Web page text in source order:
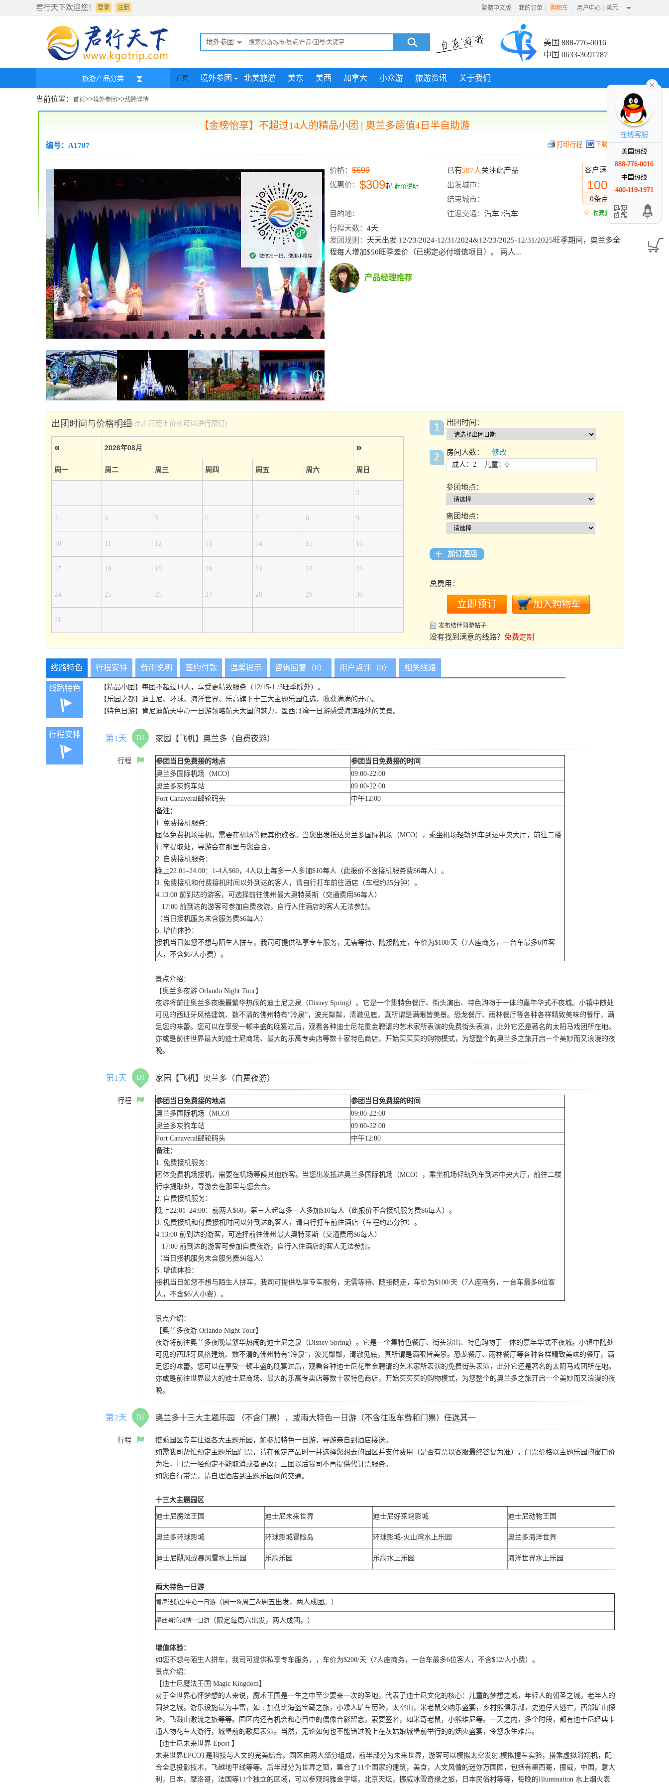
君行天下欢迎您！ 登录 |
注册 繁體中文版 | 我的订单 | 购物车 | 用户中心 | 美元
境外参团
美国 888-776-0016
中国 0633-3691787
旅游产品分类 首页 境外参团 北美旅游 美东 美西 加拿大 小众游 旅游资讯 关于我们
当前位置： 首页>>境外参团>>线路详情
【金榜怡享】不超过14人的精品小团 | 奥兰多超值4日半自助游
编号：A1787 下载行程
客户满意度
100%
0条点评
收藏此线路
价格： $699 已有587人关注此产品
优惠价： $309起 起价说明
出发城市：
结束城市：
目的地：
往返交通： 汽车 /汽车
行程天数： 4天
发团规则： 天天出发 12/23/2024-12/31/2024&12/23/2025-12/31/2025旺季期间，奥兰多全
程每人增加$50旺季差价（已绑定必付增值项目）。 两人...
产品经理推荐
出团时间与价格明细(点击日历上价格可以进行预订)
« 2026年08月 »
周一 周二 周三 周四 周五 周六 周日
2
3 4 5 6 7 8 9
10 11 12 13 14 15 16
17 18 19 20 21 22 23
24 25 26 27 28 29 30
31
出团时间：
房间人数： 修改
成人：2 儿童：0
参团地点：
离团地点：
加订酒店
总费用：
发布结伴同游帖子
没有找到满意的线路？ 免费定制
线路特色 行程安排 费用说明 签约付款 温馨提示 咨询回复（0） 用户点评（0） 相关线路
线路特色
【精品小团】每团不超过14人，享受更精致服务（12/15-1 /3旺季除外）。
【乐园之都】迪士尼、环球、海洋世界、乐高旗下十三大主题乐园任选，收获满满的开心。
【特色日游】肯尼迪航天中心一日游领略航天大国的魅力，墨西哥湾一日游感受海滨胜地的美景。
行程安排 第1天 D1 家园【飞机】奥兰多（自费夜游）
行程 参团当日免费接的地点
参团当日免费接的时间
奥兰多国际机场（MCO）
09:00-22:00
奥兰多灰狗车站
09:00-22:00
Port Canaveral邮轮码头
中午12:00
备注：
1. 免费接机服务：
团体免费机场接机，需要在机场等候其他旅客。当您出发抵达奥兰多国际机场（MCO），乘坐机场轻轨列车到达中央大厅，前往二楼
行李提取处，导游会在那里与您会合。
2. 自费接机服务：
晚上22:01–24:00：1-4人$60，4人以上每多一人多加$10每人（此报价不含接机服务费$6每人）。
3. 免费接机和付费接机时间以外到达的客人，请自行打车前往酒店（车程约25分钟）。
4.13:00 前到达的游客，可选择前往佛州最大奥特莱斯（交通费用$6每人）
17:00 前到达的游客可参加自费夜游，自行入住酒店的客人无法参加。
（当日接机服务未含服务费$6每人）
5. 增值体验：
接机当日如您不想与陌生人拼车，我司可提供私享专车服务，无需等待、随接随走，车价为$100/天（7人座商务，一台车最多6位客
人，不含$6/人小费）。
景点介绍：
【奥兰多夜游 Orlando Night Tour】
夜游将前往奥兰多夜晚最繁华热闹的迪士尼之泉（Disney Spring）。它是一个集特色餐厅、街头演出、特色购物于一体的嘉年华式不夜城。小镇中随处
可见的西班牙风格建筑、数不清的佛州特有“冷泉”，波光粼粼，清澈见底，真所谓是满眼皆美景。恐龙餐厅、雨林餐厅等各种各样精致美味的餐厅，满
足您的味蕾。您可以在享受一顿丰盛的晚宴过后，观看各种迪士尼花重金聘请的艺术家所表演的免费街头表演，此外它还是著名的太阳马戏团所在地。
亦或是前往世界最大的迪士尼商场、最大的乐高专卖店等数十家特色商店，开始买买买的购物模式，为您整个的奥兰多之旅开启一个美妙而又浪漫的夜
晚。
第1天 D1 家园【飞机】奥兰多（自费夜游）
行程 参团当日免费接的地点
参团当日免费接的时间
奥兰多国际机场（MCO）
09:00-22:00
奥兰多灰狗车站
09:00-22:00
Port Canaveral邮轮码头
中午12:00
备注：
1. 免费接机服务：
团体免费机场接机，需要在机场等候其他旅客。当您出发抵达奥兰多国际机场（MCO），乘坐机场轻轨列车到达中央大厅，前往二楼
行李提取处，导游会在那里与您会合。
2. 自费接机服务：
晚上22:01–24:00：前两人$60，第三人起每多一人多加$10每人（此报价不含接机服务费$6每人）。
3. 免费接机和付费接机时间以外到达的客人，请自行打车前往酒店（车程约25分钟）。
4.13:00 前到达的游客，可选择前往佛州最大奥特莱斯（交通费用$6每人）
17:00 前到达的游客可参加自费夜游，自行入住酒店的客人无法参加。
（当日接机服务未含服务费$6每人）
5. 增值体验：
接机当日如您不想与陌生人拼车，我司可提供私享专车服务，无需等待、随接随走，车价为$100/天（7人座商务，一台车最多6位客
人，不含$6/人小费）。
景点介绍：
【奥兰多夜游 Orlando Night Tour】
夜游将前往奥兰多夜晚最繁华热闹的迪士尼之泉（Disney Spring）。它是一个集特色餐厅、街头演出、特色购物于一体的嘉年华式不夜城。小镇中随处
可见的西班牙风格建筑、数不清的佛州特有“冷泉”，波光粼粼，清澈见底，真所谓是满眼皆美景。恐龙餐厅、雨林餐厅等各种各样精致美味的餐厅，满
足您的味蕾。您可以在享受一顿丰盛的晚宴过后，观看各种迪士尼花重金聘请的艺术家所表演的免费街头表演，此外它还是著名的太阳马戏团所在地。
亦或是前往世界最大的迪士尼商场、最大的乐高专卖店等数十家特色商店，开始买买买的购物模式，为您整个的奥兰多之旅开启一个美妙而又浪漫的夜
晚。
第2天 D2 奥兰多十三大主题乐园 （不含门票），或兩大特色一日游（不含往返车费和门票）任选其一
行程
搭乘园区专车往返各大主题乐园，如参加特色一日游，导游亲自到酒店接送。
如需我司帮忙预定主题乐园门票，请在预定产品时一并选择您想去的园区并支付费用（是否有票以客服最终答复为准），门票价格以主题乐园的窗口价
为准，门票一经预定不能取消或者更改；上团以后我司不再提供代订票服务。
如您自行带票，请自理酒店到主题乐园间的交通。
十三大主题园区
迪士尼魔法王国 迪士尼未来世界 迪士尼好莱坞影城 迪士尼动物王国
奥兰多环球影城 环球影城冒险岛 环球影城-火山湾水上乐园 奥兰多海洋世界
迪士尼飓风或暴风雪水上乐园 乐高乐园 乐高水上乐园 海洋世界水上乐园
兩大特色一日游
肯尼迪航空中心一日游 （周一&周三&周五出发，两人成团。）
墨西哥湾风情一日游 （限定每周六出发，两人成团。）
增值体验：
如您不想与陌生人拼车，我司可提供私享专车服务，，车价为$200/天（7人座商务，一台车最多6位客人，不含$12/人小费）。
景点介绍：
【迪士尼魔法王国 Magic Kingdom】
对于全世界心怀梦想的人来说，魔术王国是一生之中至少要来一次的圣地，代表了迪士尼文化的核心：儿童的梦想之城，年轻人的朝圣之城，老年人的
圆梦之城。游乐设施最为丰富，如﹕加勒比海盗宝藏之旅，小矮人矿车历险，太空山，米老鼠交响乐盛宴，乡村熊俱乐部，史迪仔大逃亡，西部矿山探
险，飞溅山激流之旅等等。园区内还有机会和心目中的偶像合影留念，索要签名，如米奇老鼠，小熊维尼等。一天之内，多个时段，都有迪士尼经典卡
通人物花车大游行，城堡前的歌舞表演。当然，无论如何也不能错过晚上在灰姑娘城堡前举行的的烟火盛宴，令您永生难忘。
【迪士尼未来世界 Epcot 】
未来世界EPCOT是科技与人文的完美结合。园区由两大部分组成，前半部分为未来世界，游客可以模拟太空发射,模拟撞车实验，搭乘虚拟滑翔机，配
合全息投影技术，飞越地平线等等。后半部分为世界之窗，集合了11个国家的建筑，美食，人文风情的迷你万国园，包括有墨西哥，挪威，中国，意大
利，日本，摩洛哥，法国等11个独立的区域，可以参观玛雅金字塔，北京天坛，挪威冰雪奇缘之旅，日本民俗村等等，每晚的Illumination 水上烟火表
在线客服
美国热线
888-776-0016
中国热线
400-119-1971